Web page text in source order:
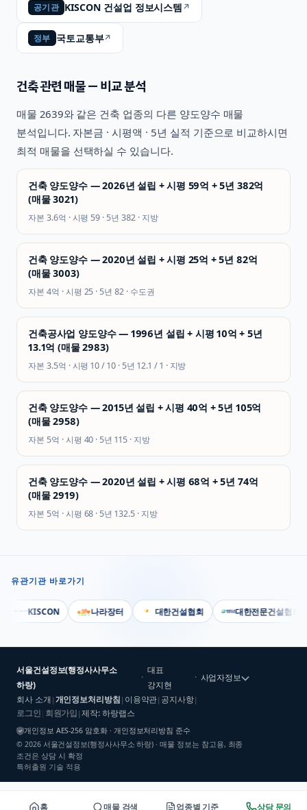
공기관 KISCON 건설업 정보시스템↗
정부 국토교통부↗
건축관련 매물 — 비교 분석
매물 2639와 같은 건축 업종의 다른 양도양수 매물
분석입니다. 자본금 · 시평액 · 5년 실적 기준으로 비교하시면
최적 매물을 선택하실 수 있습니다.
건축 양도양수 — 2026년 설립 + 시평 59억 + 5년 382억
(매물 3021)
자본 3.6억 · 시평 59 · 5년382· 지방
건축 양도양수 — 2020년 설립 + 시평 25억 + 5년 82억
(매물 3003)
자본 4억 · 시평 25 · 5년82 · 수도권
건축공사업 양도양수 — 1996년 설립 + 시평 10억 + 5년
13.1억 (매물 2983)
자본 3.5억 · 시평10 / 10 · 5년 12.1 / 1 · 지방
건축 양도양수 — 2015년 설립 + 시평 40억 + 5년 105억
(매물 2958)
자본 5억 · 시평 40 · 5년115 · 지방
건축 양도양수 — 2020년 설립 + 시평 68억 + 5년 74억
(매물 2919)
자본 5억 · 시평 68 · 5년132.5· 지방
유관기관 바로가기
KISCON 나라장터 대한건설협회 대한전문건설협회
서울건설정보(행정사사무소
하랑)
·
대표
강지현
· 사업자정보
회사 소개 | 개인정보처리방침 | 이용약관| 공지사항|
로그인 회원가입 |제작: 하랑랩스
개인정보 AES-256 암호화 · 개인정보처리방침 준수
© 2026 서울건설정보(행정사사무소 하랑) · 매물 정보는 참고용, 최종
조건은 상담 시 확정
특허출원 기술 적용
홈 매물 검색 업종별 기준 상담 문의